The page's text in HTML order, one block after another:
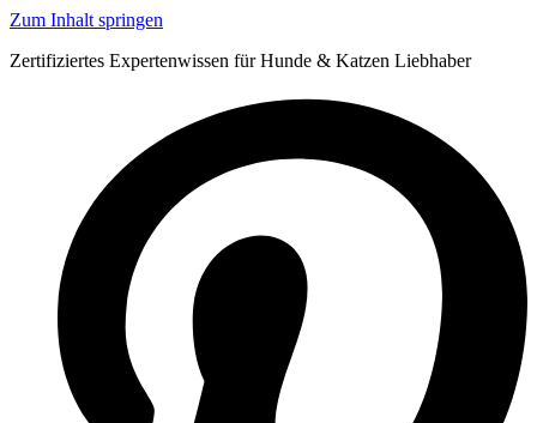
Zum Inhalt springen
Zertifiziertes Expertenwissen für Hunde & Katzen Liebhaber